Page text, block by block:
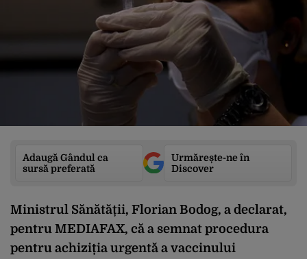
Adaugă Gândul ca
sursă preferată
Urmărește-ne în
Discover
Ministrul Sănătății, Florian Bodog, a declarat,
pentru MEDIAFAX, că a semnat procedura
pentru achiziția urgentă a vaccinului